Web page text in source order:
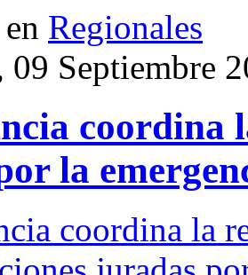
Regionales
09 Septiembre
coordina
la